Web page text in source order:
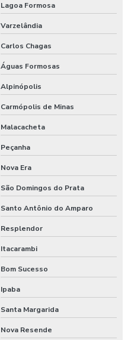
Lagoa Formosa
Varzelândia
Carlos Chagas
Águas Formosas
Alpinópolis
Carmópolis de Minas
Malacacheta
Peçanha
Nova Era
São Domingos do Prata
Santo Antônio do Amparo
Resplendor
Itacarambi
Bom Sucesso
Ipaba
Santa Margarida
Nova Resende